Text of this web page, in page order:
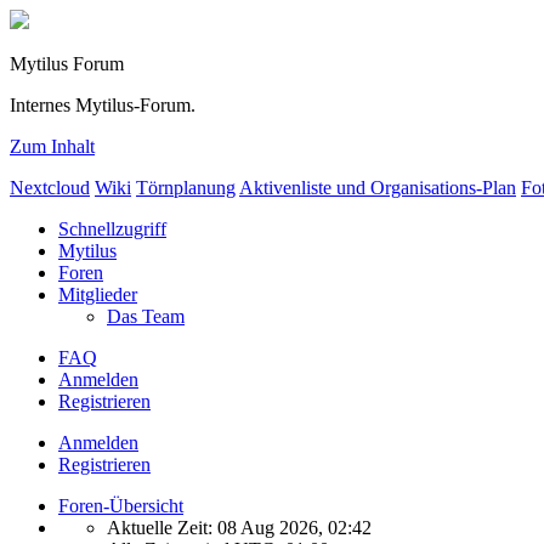
Mytilus Forum
Internes Mytilus-Forum.
Zum Inhalt
Nextcloud Wiki Törnplanung Aktivenliste und Organisations-Plan
Schnellzugriff
Mytilus
Foren
Mitglieder
Das Team
FAQ
Anmelden
Registrieren
Anmelden
Registrieren
Foren-Übersicht
Aktuelle Zeit: 08 Aug 2026, 02:42